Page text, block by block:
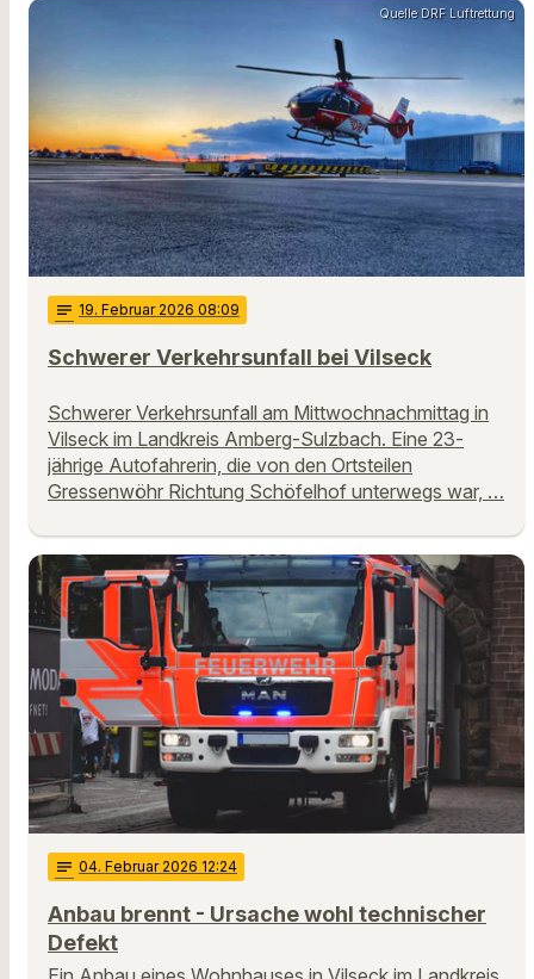
Quelle DRF Luftrettung
notes 19. Februar 2026 08:09
Schwerer Verkehrsunfall bei Vilseck
Schwerer Verkehrsunfall am Mittwochnachmittag in
Vilseck im Landkreis Amberg-Sulzbach. Eine 23-
jährige Autofahrerin, die von den Ortsteilen
Gressenwöhr Richtung Schöfelhof unterwegs war, …
notes 04. Februar 2026 12:24
Anbau brennt - Ursache wohl technischer
Defekt